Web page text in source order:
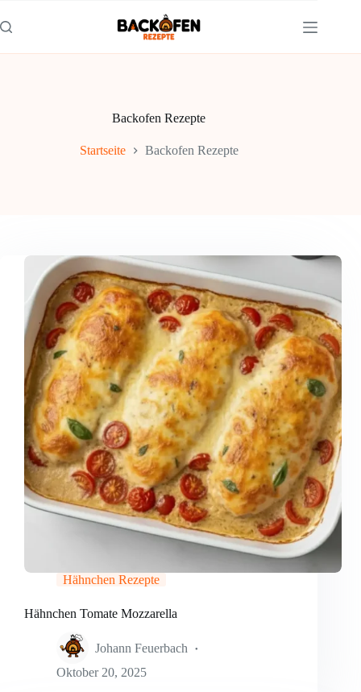
Inhalt
springen
Backofen Rezepte
Startseite Backofen Rezepte
Hähnchen Rezepte
Hähnchen Tomate Mozzarella
Johann Feuerbach
Oktober 20, 2025